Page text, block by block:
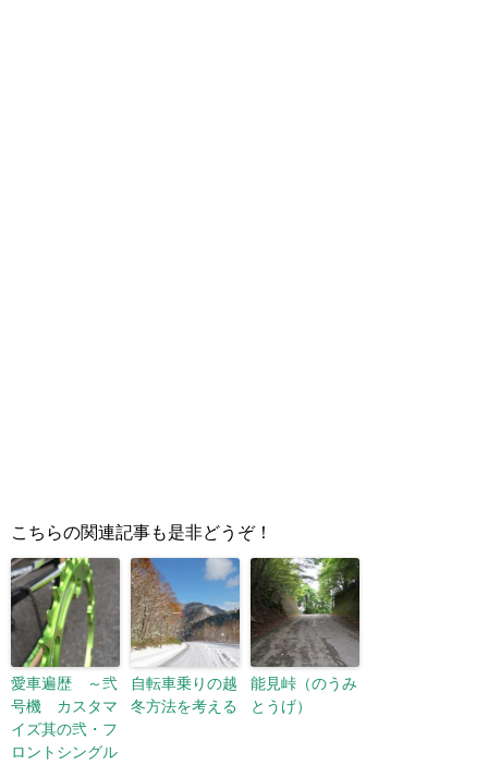
こちらの関連記事も是非どうぞ！
愛車遍歴 ～弐
号機 カスタマ
イズ其の弐・フ
ロントシングル
自転車乗りの越
冬方法を考える
能見峠（のうみ
とうげ）